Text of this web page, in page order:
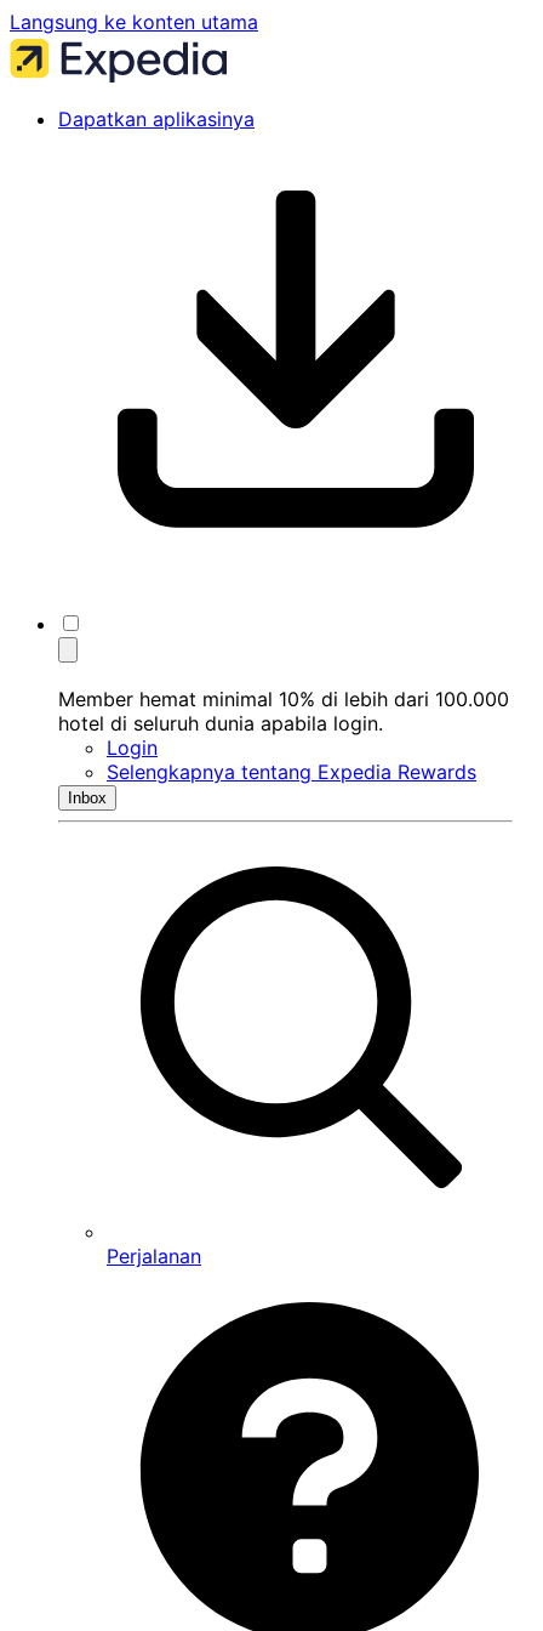
Langsung ke konten utama
Dapatkan aplikasinya
Member hemat minimal 10% di lebih dari 100.000
hotel di seluruh dunia apabila login.
Login
Selengkapnya tentang Expedia Rewards
Inbox
Perjalanan